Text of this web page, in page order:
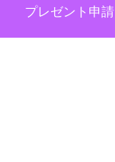
プレゼント申請